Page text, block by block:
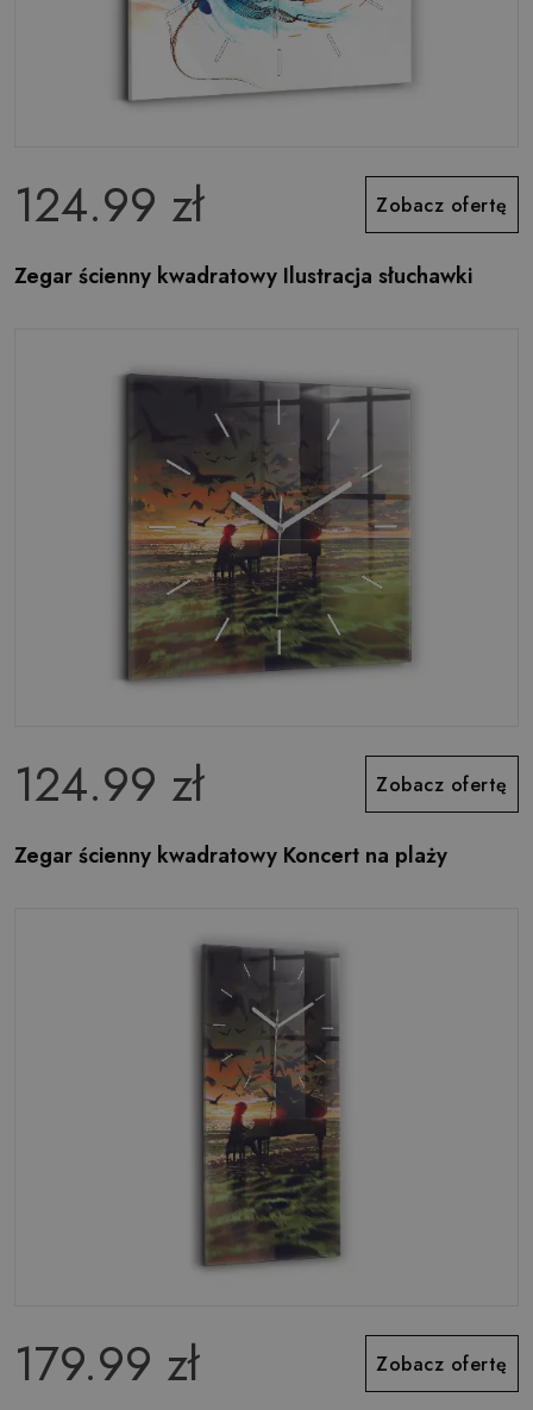
124.99 zł Zobacz ofertę
Zegar ścienny kwadratowy Ilustracja słuchawki
124.99 zł Zobacz ofertę
Zegar ścienny kwadratowy Koncert na plaży
179.99 zł Zobacz ofertę